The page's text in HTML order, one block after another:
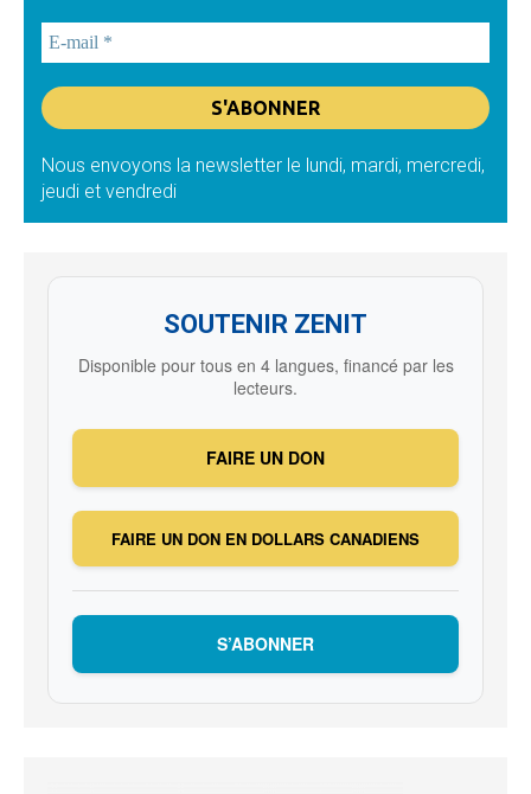
Nous envoyons la newsletter le lundi, mardi, mercredi,
jeudi et vendredi
SOUTENIR ZENIT
Disponible pour tous en 4 langues, financé par les
lecteurs.
FAIRE UN DON
FAIRE UN DON EN DOLLARS CANADIENS
S’ABONNER